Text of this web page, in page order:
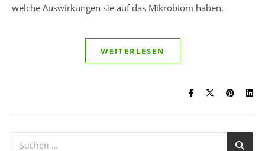
welche Auswirkungen sie auf das Mikrobiom haben.
WEITERLESEN